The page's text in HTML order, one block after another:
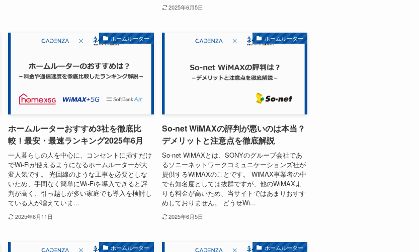
2025年6月5日
ホームルーター
ホームルーターおすすめ3社を徹底比
較！最安・最速ランキング2025年6月
一人暮らしの人を中心に、コンセントに挿すだけ
でWi-Fiが使えるようになるホームルーターが大
変人気です。 光回線のような工事を必要としな
いため、手間なく簡単にWi-Fiを導入できると評
判が高く、引っ越しが多い家庭でも導入を検討し
ている人が増えていま...
2025年6月11日
ホームルーター
So-net WiMAXの評判が悪いのは本当？
デメリットと注意点を徹底解説
So-net WiMAXとは、SONYのグループ会社であ
るソニーネットワークコミュニケーションズ社が
提供するWiMAXのことです。 WiMAX事業者の中
でも知名度としては抜群ですが、他のWiMAXよ
りも料金が高いため、当サイトではあまりおすす
めしておりません。 どうせWi...
2025年6月5日
ホームルーター ホームルーター